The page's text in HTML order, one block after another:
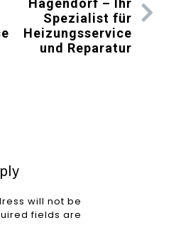
Hägendorf – Ihr
Spezialist für
Heizungsservice
und Reparatur
will not be
fields are